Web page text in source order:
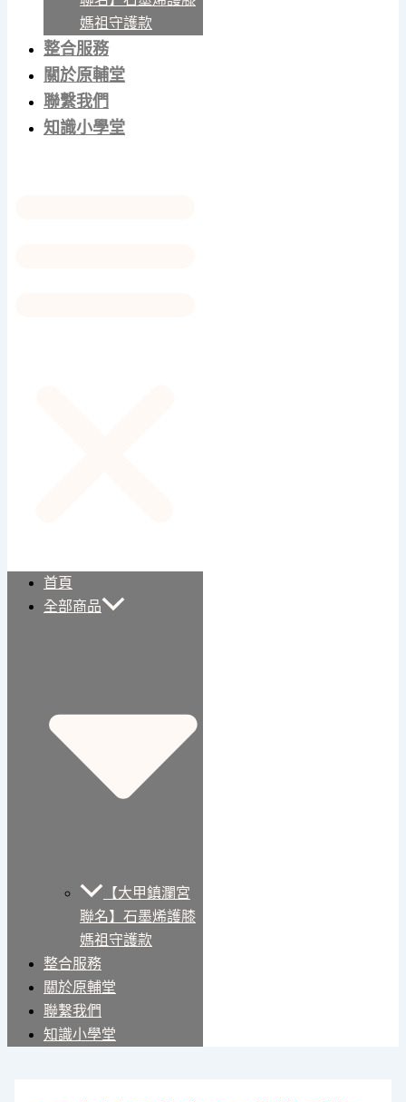
媽祖守護款
整合服務
關於原輔堂
聯繫我們
知識小學堂
首頁
全部商品
【大甲鎮瀾宮
聯名】石墨烯護膝
媽祖守護款
整合服務
關於原輔堂
聯繫我們
知識小學堂